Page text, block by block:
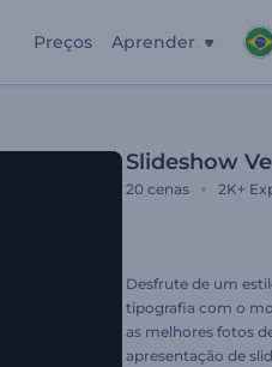
Preços Aprender
Slideshow
20 cenas 2K+
Desfrute de um
tipografia com o
as melhores fotos
apresentação de